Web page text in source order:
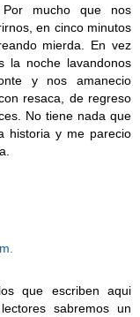
Por mucho que nos
en cinco minutos
mierda. En vez
la noche lavandonos
y nos amanecio
resaca, de regreso
No tiene nada que
historia y me parecio
que escriben aqui
sabremos un